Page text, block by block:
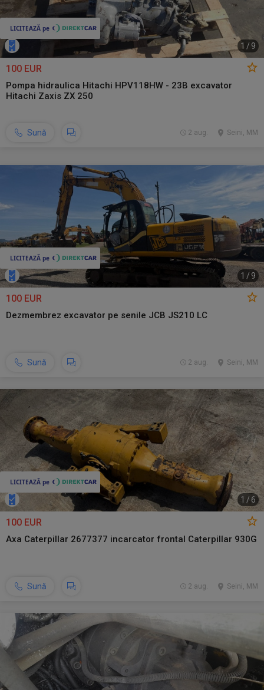
1 / 9
100 EUR
Pompa hidraulica Hitachi HPV118HW - 23B excavator
Hitachi Zaxis ZX 250
Sună Seini, MM
2 aug.
1 / 9
100 EUR
Dezmembrez excavator pe senile JCB JS210 LC
Sună Seini, MM
2 aug.
1 /6
100 EUR
Axa Caterpillar 2677377 incarcator frontal Caterpillar 930G
Sună Seini, MM
2 aug.